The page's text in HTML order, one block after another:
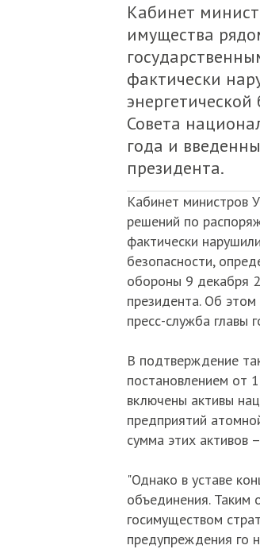
Кабинет
имущества
фактически
Совета
года и
президента.
Кабинет министров
решений по
фактически
безопасности,
обороны 9 декабря
президента. Об
пресс-служба главы
В подтверждение
постановлением от
включены активы
предприятий
сумма этих активов
"Однако в уставе
объединения. Таким
госимуществом
предупреждения го